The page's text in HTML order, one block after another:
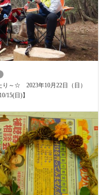
～☆ 2023年10月22日（日）
15(日)】